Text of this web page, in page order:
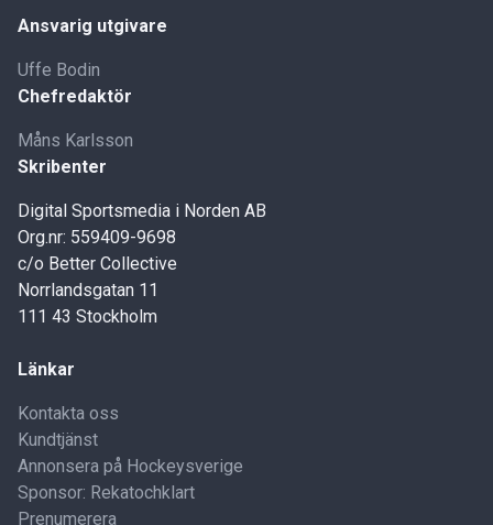
Ansvarig utgivare
Uffe Bodin
Chefredaktör
Måns Karlsson
Skribenter
Digital Sportsmedia i Norden AB
Org.nr: 559409-9698
c/o Better Collective
Norrlandsgatan 11
111 43 Stockholm
Länkar
Kontakta oss
Kundtjänst
Annonsera på Hockeysverige
Sponsor: Rekatochklart
Prenumerera